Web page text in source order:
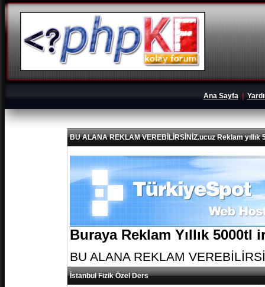
Ana Sayfa|
BU ALANA REKLAM VEREBİLİRSİNİZ.ucuz Reklam yıllık
Buraya Reklam Yıllık
BU ALANA REKLAM
İstanbul Fizik Özel Ders